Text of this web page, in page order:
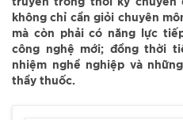
không chỉ cần giỏi chuyên
mà còn phải có năng lực
công nghệ mới; đồng thời
nhiệm nghề nghiệp và
thầy thuốc.